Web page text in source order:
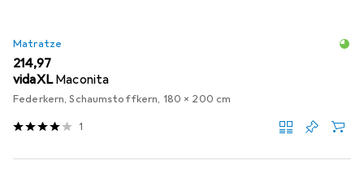
Matratze
EUR
214,97
vidaXL Maconita
Federkern, Schaumstoffkern, 180 x 200 cm
1